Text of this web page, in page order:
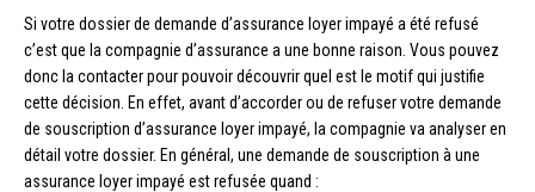
Si votre dossier de demande d’assurance loyer impayé a été refusé
c’est que la compagnie d’assurance a une bonne raison. Vous pouvez
donc la contacter pour pouvoir découvrir quel est le motif qui justifie
cette décision. En effet, avant d’accorder ou de refuser votre demande
de souscription d’assurance loyer impayé, la compagnie va analyser en
détail votre dossier. En général, une demande de souscription à une
assurance loyer impayé est refusée quand :